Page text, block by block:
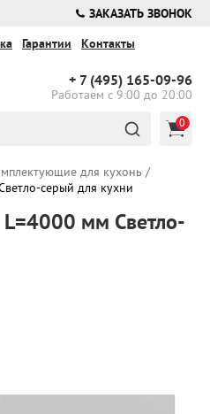
×
ЗАКАЗАТЬ ЗВОНОК
+ 7 (495) 165-09-96
Работаем с 9:00 до 20:00
Гарантии Контакты
0
для кухонь /
серый для кухни
мм Светло-